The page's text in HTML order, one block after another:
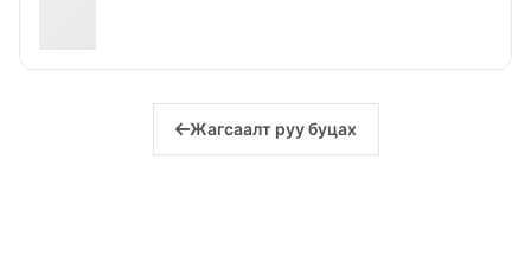
Жагсаалт руу буцах